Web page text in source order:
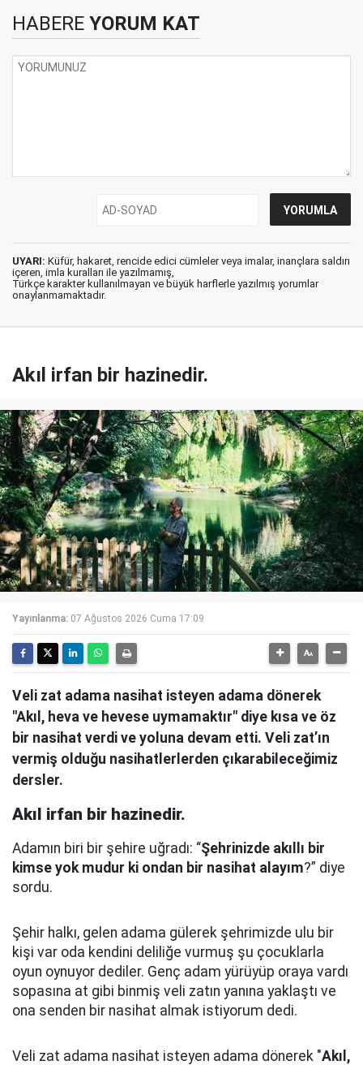
HABERE YORUM KAT
UYARI: Küfür, hakaret, rencide edici cümleler veya imalar, inançlara saldırı
içeren, imla kuralları ile yazılmamış,
Türkçe karakter kullanılmayan ve büyük harflerle yazılmış yorumlar
onaylanmamaktadır.
Akıl irfan bir hazinedir.
Yayınlanma: 07 Ağustos 2026 Cuma 17:09
Veli zat adama nasihat isteyen adama dönerek
"Akıl, heva ve hevese uymamaktır" diye kısa ve öz
bir nasihat verdi ve yoluna devam etti. Veli zat’ın
vermiş olduğu nasihatlerlerden çıkarabileceğimiz
dersler.
Akıl irfan bir hazinedir.
Adamın biri bir şehire uğradı: “Şehrinizde akıllı bir
kimse yok mudur ki ondan bir nasihat alayım?” diye
sordu.
Şehir halkı, gelen adama gülerek şehrimizde ulu bir
kişi var oda kendini deliliğe vurmuş şu çocuklarla
oyun oynuyor dediler. Genç adam yürüyüp oraya vardı
sopasına at gibi binmiş veli zatın yanına yaklaştı ve
ona senden bir nasihat almak istiyorum dedi.
Veli zat adama nasihat isteyen adama dönerek "Akıl,